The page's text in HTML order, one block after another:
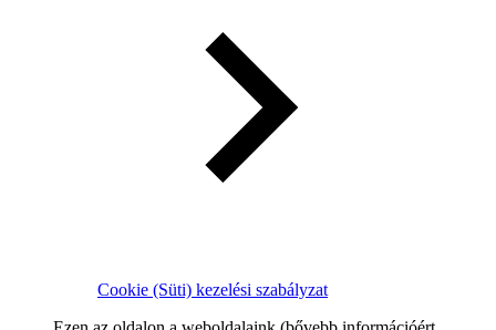
Cookie (Süti) kezelési szabályzat